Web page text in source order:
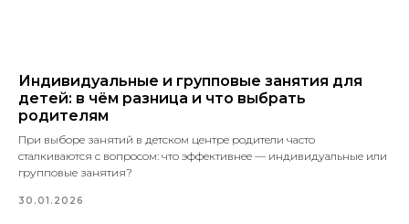
Индивидуальные и групповые занятия для
детей: в чём разница и что выбрать
родителям
При выборе занятий в детском центре родители часто
сталкиваются с вопросом: что эффективнее — индивидуальные или
групповые занятия?
30.01.2026